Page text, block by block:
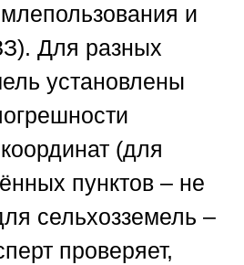
и
Для разных
установлены
(для
пунктов – не
сельхозземель –
проверяет,